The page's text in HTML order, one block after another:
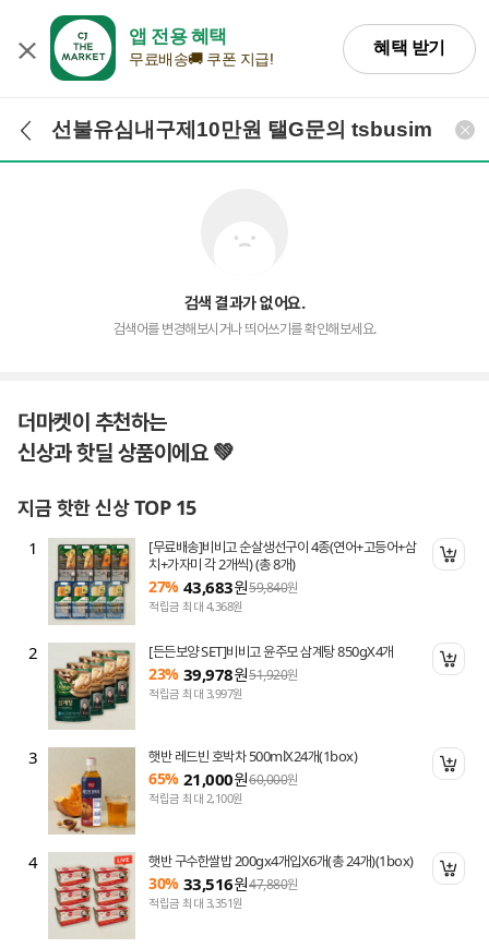
앱 전용 혜택
무료배송🚚 쿠폰 지급!
혜택 받기
검색어 입력 검
검색 결과가 없어요.
검색어를 변경해보시거나 띄어쓰기를 확인해보세요.
더마켓이 추천하는
신상과 핫딜 상품이에요 💚
지금 핫한 신상 TOP 15
담기
담기
담기
담기
1
[무료배송]비비고 순살생선구이 4종(연어+고등어+삼
치+가자미 각 2개씩) (총 8개)
27% 43,683원59,840원
적립금 최대 4,368원
2 [든든보양 SET]비비고 윤주모 삼계탕 850gX4개
23% 39,978원51,920원
적립금 최대 3,997원
3 햇반 레드빈 호박차 500mlX24개(1box)
65% 21,000원60,000원
적립금 최대 2,100원
4 햇반 구수한쌀밥 200gx4개입X6개(총 24개)(1box)
30% 33,516원47,880원
적립금 최대 3,351원